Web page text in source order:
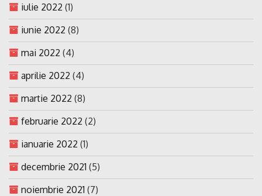
iulie 2022 (1)
iunie 2022 (8)
mai 2022 (4)
aprilie 2022 (4)
martie 2022 (8)
februarie 2022 (2)
ianuarie 2022 (1)
decembrie 2021 (5)
noiembrie 2021 (7)